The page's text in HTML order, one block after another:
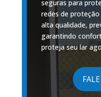
seguras para
redes de
alta qualidade,
garantindo
proteja seu lar